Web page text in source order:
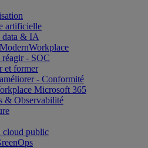
artificielle
data & IA
réagir - SOC
et former
- Conformité
Microsoft 365
& Observabilité
cloud public